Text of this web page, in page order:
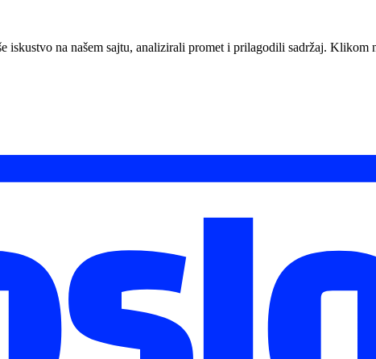
iskustvo na našem sajtu, analizirali promet i prilagodili sadržaj. Klikom